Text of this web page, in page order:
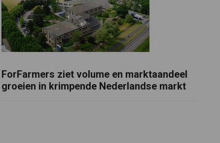
ForFarmers ziet volume en marktaandeel
groeien in krimpende Nederlandse markt